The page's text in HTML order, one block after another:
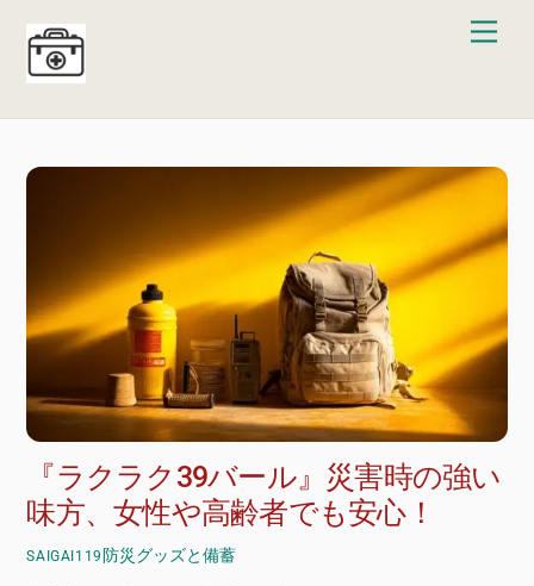
content
『ラクラク39バール』災害時の強い
味方、女性や高齢者でも安心！
SAIGAI119 防災グッズと備蓄